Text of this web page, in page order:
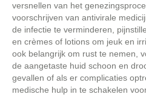
versnellen van het
voorschrijven van antivirale
de infectie te verminderen,
en crèmes of lotions om jeuk en
ook belangrijk om rust te nemen,
de aangetaste huid schoon en
gevallen of als er complicaties
medische hulp in te schakelen